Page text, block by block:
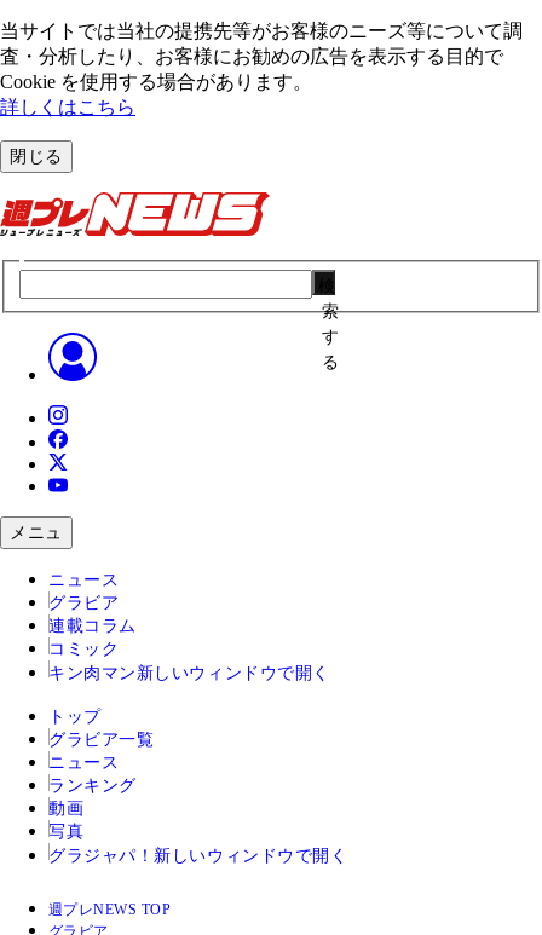
当サイトでは当社の提携先等がお客様のニーズ等について調
査・分析したり、お客様にお勧めの広告を表⽰する⽬的で
Cookie を使⽤する場合があります。
詳しくはこちら
閉じる
索
す
る
メニュ
ニュース
グラビア
連載コラム
コミック
キン肉マン 新しいウィンドウで開く
トップ
グラビア一覧
ニュース
ランキング
動画
写真
グラジャパ！ 新しいウィンドウで開く
週プレNEWS TOP
グラビア